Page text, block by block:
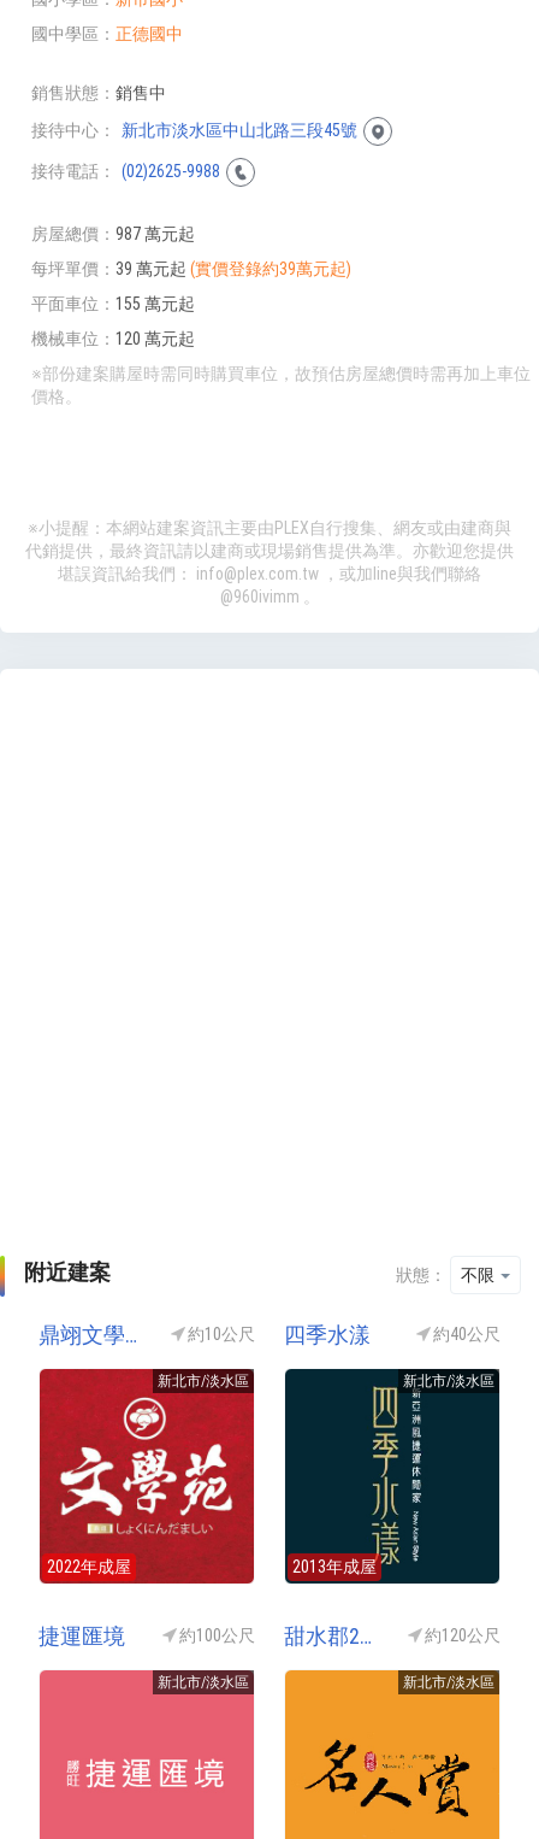
國中學區
正德國中
銷售狀態
銷售中
接待中心
新北市淡水區中山北路三段45號
接待電話 (02)2625-9988
房屋總價
987 萬元起
每坪單價
39 萬元起(實價登錄約39萬元起)
平面車位
155 萬元起
機械車位
120 萬元起
※部份建案購屋時需同時購買車位，故預估房屋總價時需再加上車位
價格。
※小提醒：本網站建案資訊主要由PLEX自行搜集、網友或由建商與
代銷提供，最終資訊請以建商或現場銷售提供為準。亦歡迎您提供
堪誤資訊給我們： info@plex.com.tw ，或加line與我們聯絡
@960ivimm 。
附近建案 狀態： 不限
鼎翊文學苑(淡水文學苑) 約10公尺
新北市/淡水區
2022年成屋
四季水漾 約40公尺
新北市/淡水區
2013年成屋
捷運匯境 約100公尺
新北市/淡水區
甜水郡2期-名人賞(甜水郡名人賞) 約120公尺
新北市/淡水區